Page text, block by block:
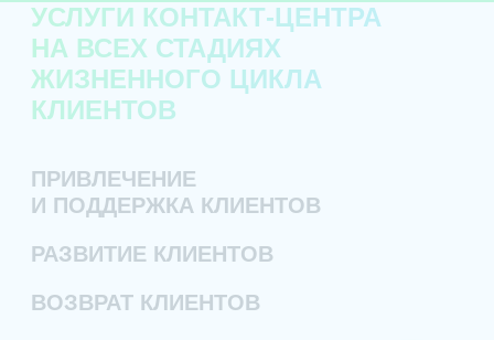
УСЛУГИ КОНТАКТ-ЦЕНТРА
НА ВСЕХ СТАДИЯХ
ЖИЗНЕННОГО ЦИКЛА
КЛИЕНТОВ
ПРИВЛЕЧЕНИЕ
И ПОДДЕРЖКА КЛИЕНТОВ
РАЗВИТИЕ КЛИЕНТОВ
ВОЗВРАТ КЛИЕНТОВ